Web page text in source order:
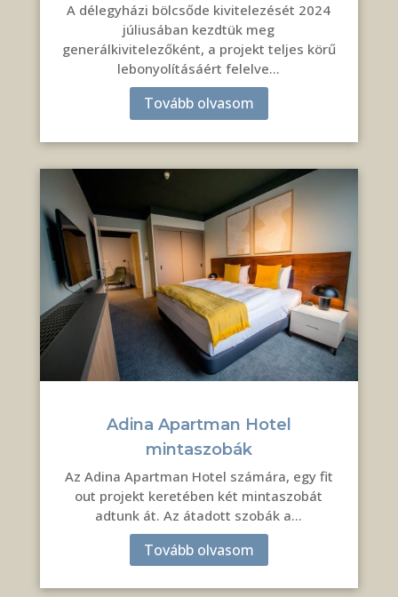
A délegyházi bölcsőde kivitelezését 2024
júliusában kezdtük meg
generálkivitelezőként, a projekt teljes körű
lebonyolításáért felelve…
Tovább olvasom
Adina Apartman Hotel
mintaszobák
Az Adina Apartman Hotel számára, egy fit
out projekt keretében két mintaszobát
adtunk át. Az átadott szobák a…
Tovább olvasom